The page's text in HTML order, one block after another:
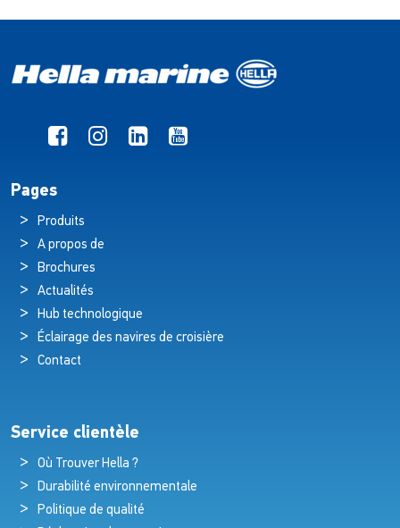
Pages
Produits
A propos de
Brochures
Actualités
Hub technologique
Éclairage des navires de croisière
Contact
Service clientèle
Où Trouver Hella ?
Durabilité environnementale
Politique de qualité